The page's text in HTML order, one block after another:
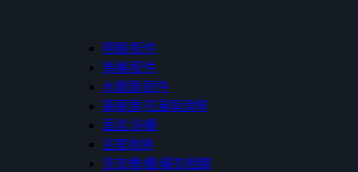
明鏡/配件
馬桶/配件
水龍頭/配件
蓮蓬頭/花灑與滑桿
面盆/浴櫃
浴室收納
洗衣槽/櫃/曬衣相關